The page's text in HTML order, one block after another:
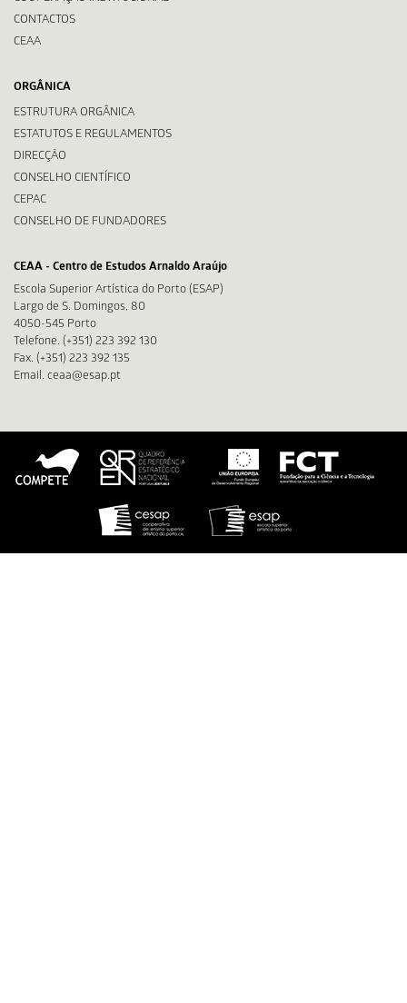
CONTACTOS
CEAA
ORGÂNICA
ESTRUTURA ORGÂNICA
ESTATUTOS E REGULAMENTOS
DIRECÇÃO
CONSELHO CIENTÍFICO
CEPAC
CONSELHO DE FUNDADORES
CEAA - Centro de Estudos Arnaldo Araújo
Escola Superior Artística do Porto (ESAP)
Largo de S. Domingos, 80
4050-545 Porto
Telefone. (+351) 223 392 130
Fax. (+351) 223 392 135
Email. ceaa@esap.pt